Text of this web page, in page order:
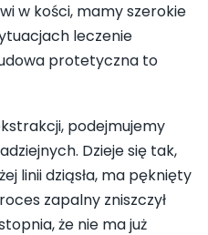
w kości, mamy szerokie
leczenie
protetyczna to
podejmujemy
Dzieje się tak,
linii dziąsła, ma pęknięty
zapalny zniszczył
że nie ma już